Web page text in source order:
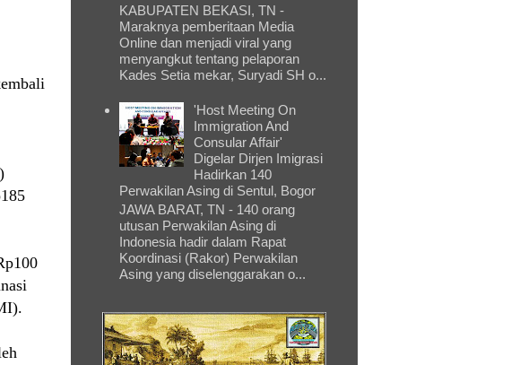
KABUPATEN BEKASI, TN -
Maraknya pemberitaan Media
Online dan menjadi viral yang
menyangkut tentang pelaporan
Kades Setia mekar, Suryadi SH o...
'Host Meeting On
Immigration And
Consular Affair'
Digelar Dirjen Imigrasi
Hadirkan 140
Perwakilan Asing di Sentul, Bogor
JAWA BARAT, TN - 140 orang
utusan Perwakilan Asing di
Indonesia hadir dalam Rapat
Koordinasi (Rakor) Perwakilan
Asing yang diselenggarakan o...